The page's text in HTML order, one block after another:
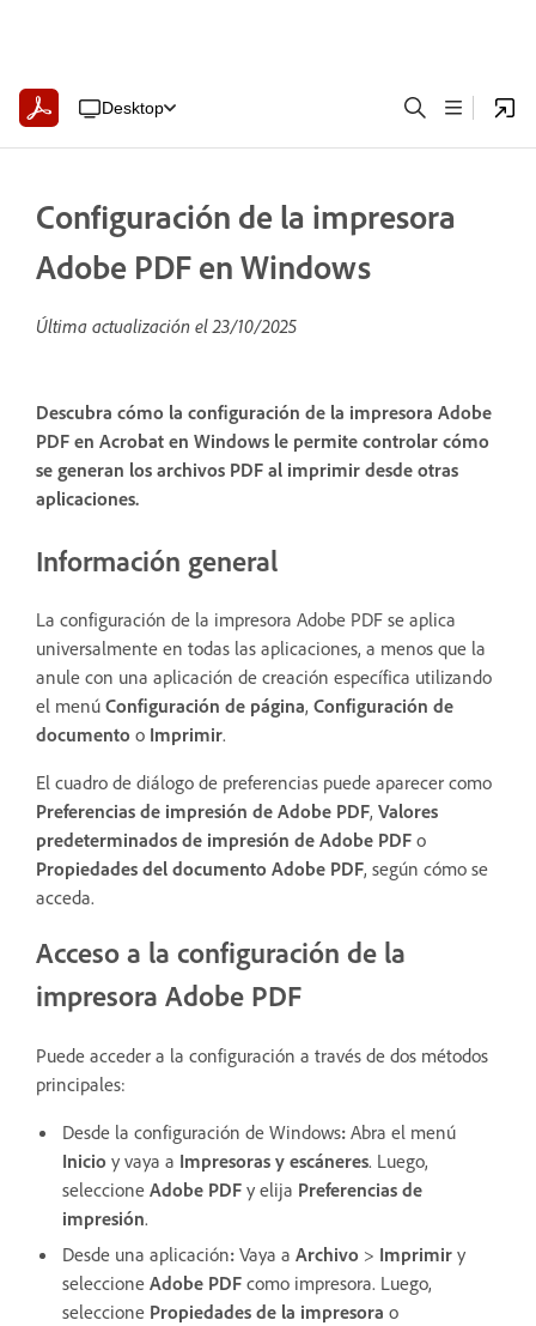
Desktop
Configuración de la impresora
Adobe PDF en Windows
Última actualización el23/10/2025
Descubra cómo la configuración de la impresora Adobe
PDF en Acrobat en Windows le permite controlar cómo
se generan los archivos PDF al imprimir desde otras
aplicaciones.
Información general
La configuración de la impresora Adobe PDF se aplica
universalmente en todas las aplicaciones, a menos que la
anule con una aplicación de creación específica utilizando
el menú Configuración de página, Configuración de
documento o Imprimir.
El cuadro de diálogo de preferencias puede aparecer como
Preferencias de impresión de Adobe PDF, Valores
predeterminados de impresión de Adobe PDF o
Propiedades del documento Adobe PDF, según cómo se
acceda.
Acceso a la configuración de la
impresora Adobe PDF
Puede acceder a la configuración a través de dos métodos
principales:
Desde la configuración de Windows: Abra el menú
Inicio y vaya a Impresoras y escáneres. Luego,
seleccione Adobe PDF y elija Preferencias de
impresión.
Desde una aplicación: Vaya a Archivo > Imprimir y
seleccione Adobe PDF como impresora. Luego,
seleccione Propiedades de la impresora o